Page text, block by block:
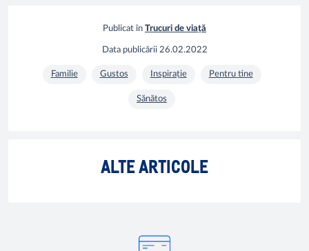
Publicat în Trucuri de viață
Data publicării 26.02.2022
Familie Gustos Inspirație Pentru tine
Sănătos
ALTE ARTICOLE